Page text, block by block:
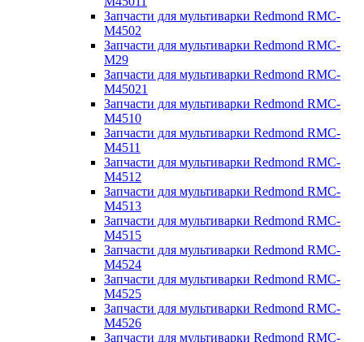
Запчасти для мультиварки Redmond RMC-
M4502
Запчасти для мультиварки Redmond RMC-
M29
Запчасти для мультиварки Redmond RMC-
M45021
Запчасти для мультиварки Redmond RMC-
M4510
Запчасти для мультиварки Redmond RMC-
M4511
Запчасти для мультиварки Redmond RMC-
M4512
Запчасти для мультиварки Redmond RMC-
M4513
Запчасти для мультиварки Redmond RMC-
M4515
Запчасти для мультиварки Redmond RMC-
M4524
Запчасти для мультиварки Redmond RMC-
M4525
Запчасти для мультиварки Redmond RMC-
M4526
Запчасти для мультиварки Redmond RMC-